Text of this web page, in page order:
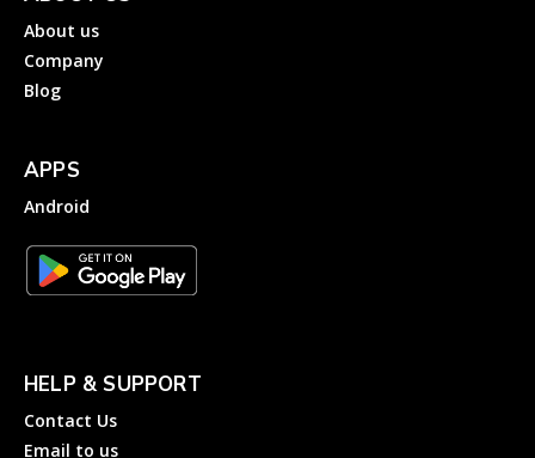
About us
Company
Blog
APPS
Android
HELP & SUPPORT
Contact Us
Email to us